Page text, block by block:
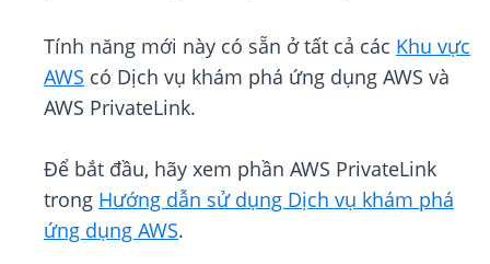
Tính năng mới này có sẵn ở tất cả các Khu vực
AWS có Dịch vụ khám phá ứng dụng AWS và
AWS PrivateLink.
Để bắt đầu, hãy xem phần AWS PrivateLink
trong Hướng dẫn sử dụng Dịch vụ khám phá
ứng dụng AWS.